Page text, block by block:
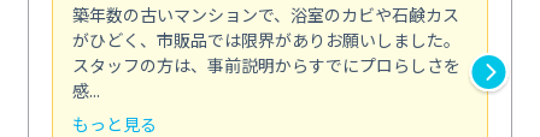
築年数の古いマンションで、浴室のカビや石鹸カス
がひどく、市販品では限界がありお願いしました。
スタッフの方は、事前説明からすでにプロらしさを
感...
もっと見る